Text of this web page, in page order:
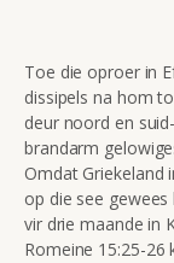
Toe die oproer in
dissipels na hom
deur noord en
brandarm
Omdat Griekeland
op die see
vir drie maande in
Romeine 15:25-26